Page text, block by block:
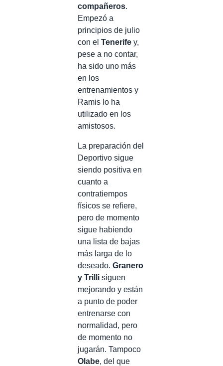
compañeros.
Empezó a
principios de julio
con el Tenerife y,
pese a no contar,
ha sido uno más
en los
entrenamientos y
Ramis lo ha
utilizado en los
amistosos.
La preparación del
Deportivo sigue
siendo positiva en
cuanto a
contratiempos
físicos se refiere,
pero de momento
sigue habiendo
una lista de bajas
más larga de lo
deseado. Granero
y Trilli siguen
mejorando y están
a punto de poder
entrenarse con
normalidad, pero
de momento no
jugarán. Tampoco
Olabe, del que